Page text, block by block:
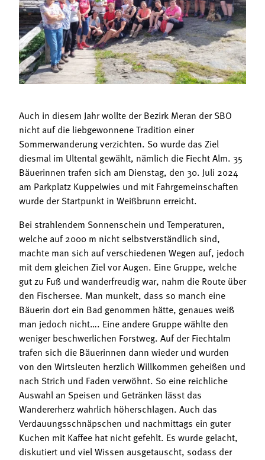
Mitgliedschaft
Landessekretariat
Bäuerliche Buffets
Hofgeschichten
Auch in diesem Jahr wollte der Bezirk Meran der SBO
nicht auf die liebgewonnene Tradition einer
Sommerwanderung verzichten. So wurde das Ziel
diesmal im Ultental gewählt, nämlich die Fiecht Alm. 35
Bäuerinnen trafen sich am Dienstag, den 30. Juli 2024
am Parkplatz Kuppelwies und mit Fahrgemeinschaften
wurde der Startpunkt in Weißbrunn erreicht.
Bei strahlendem Sonnenschein und Temperaturen,
welche auf 2000 m nicht selbstverständlich sind,
machte man sich auf verschiedenen Wegen auf, jedoch
mit dem gleichen Ziel vor Augen. Eine Gruppe, welche
gut zu Fuß und wanderfreudig war, nahm die Route über
den Fischersee. Man munkelt, dass so manch eine
Bäuerin dort ein Bad genommen hätte, genaues weiß
man jedoch nicht…. Eine andere Gruppe wählte den
weniger beschwerlichen Forstweg. Auf der Fiechtalm
trafen sich die Bäuerinnen dann wieder und wurden
von den Wirtsleuten herzlich Willkommen geheißen und
nach Strich und Faden verwöhnt. So eine reichliche
Auswahl an Speisen und Getränken lässt das
Wandererherz wahrlich höherschlagen. Auch das
Verdauungsschnäpschen und nachmittags ein guter
Kuchen mit Kaffee hat nicht gefehlt. Es wurde gelacht,
diskutiert und viel Wissen ausgetauscht, sodass der